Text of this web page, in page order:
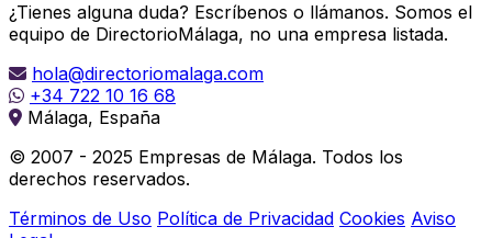
¿Tienes alguna duda? Escríbenos o llámanos. Somos el
equipo de DirectorioMálaga, no una empresa listada.
hola@directoriomalaga.com
+34 722 10 16 68
Málaga, España
© 2007 - 2025 Empresas de Málaga. Todos los
derechos reservados.
Términos de Uso Política de Privacidad Cookies Aviso